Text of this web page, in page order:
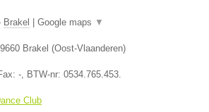
Brakel | Google maps ▼
9660 Brakel (Oost-Vlaanderen)
- , BTW-nr: 0534.765.453.
Club